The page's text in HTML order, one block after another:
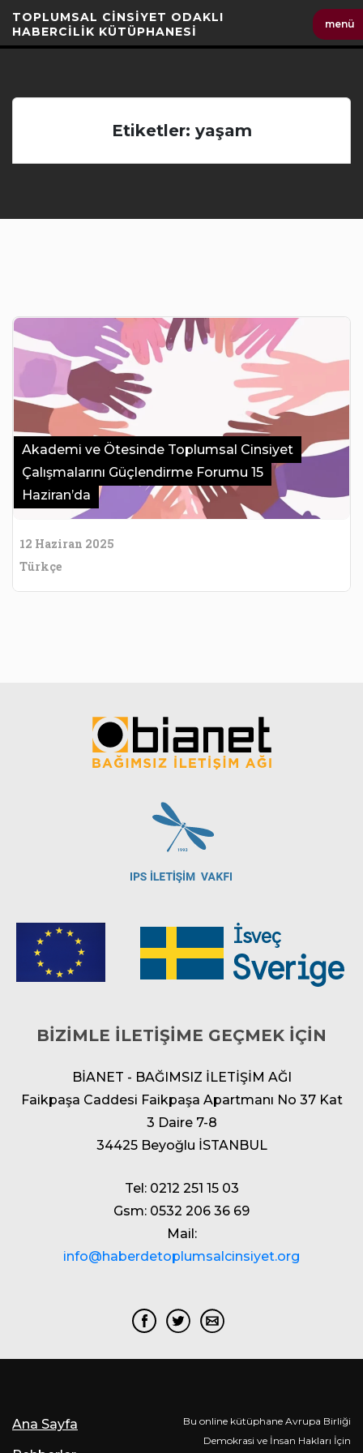
Geç
TOPLUMSAL CİNSİYET ODAKLI
HABERCİLİK KÜTÜPHANESİ
menü
Etiketler: yaşam
Akademi ve Ötesinde Toplumsal Cinsiyet
Çalışmalarını Güçlendirme Forumu 15
Haziran’da
12 Haziran 2025
Türkçe
BİZİMLE İLETİŞİME GEÇMEK İÇİN
BİANET - BAĞIMSIZ İLETİŞİM AĞI
Faikpaşa Caddesi Faikpaşa Apartmanı No 37 Kat
3 Daire 7-8
34425 Beyoğlu İSTANBUL
Tel: 0212 251 15 03
Gsm: 0532 206 36 69
Mail:
info@haberdetoplumsalcinsiyet.org
Ana Sayfa
Bu online kütüphane Avrupa Birliği
Demokrasi ve İnsan Hakları İçin